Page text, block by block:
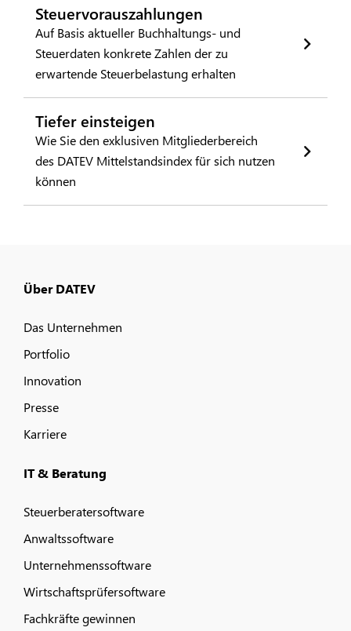
Steuervorauszahlungen
Auf Basis aktueller Buchhaltungs- und
Steuerdaten konkrete Zahlen der zu
erwartende Steuerbelastung erhalten
Tiefer einsteigen
Wie Sie den exklusiven Mitgliederbereich
des DATEV Mittelstandsindex für sich nutzen
können
Über DATEV
Das Unternehmen
Portfolio
Innovation
Presse
Karriere
IT & Beratung
Steuerberatersoftware
Anwaltssoftware
Unternehmenssoftware
Wirtschaftsprüfersoftware
Fachkräfte gewinnen